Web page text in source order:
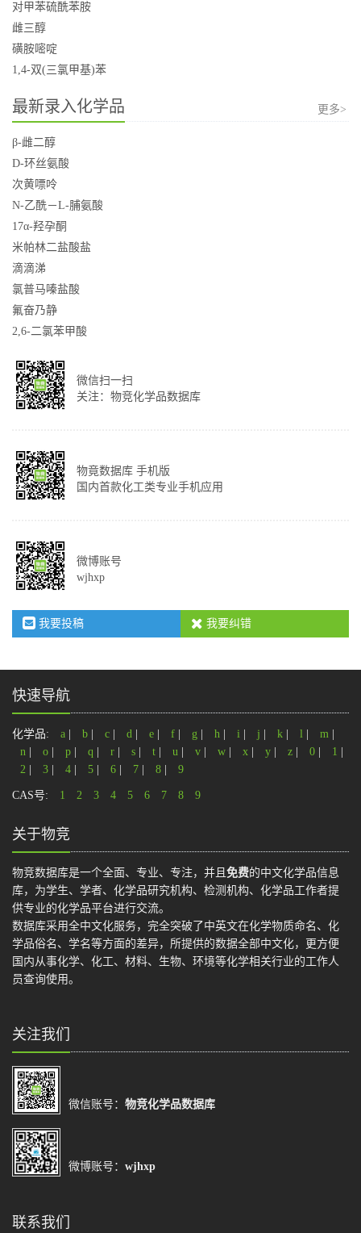
对甲苯硫酰苯胺
雌三醇
磺胺嘧啶
1,4-双(三氯甲基)苯
最新录入化学品 更多>
β-雌二醇
D-环丝氨酸
次黄嘌呤
N-乙酰－L-脯氨酸
17α-羟孕酮
米帕林二盐酸盐
滴滴涕
氯普马嗪盐酸
氟奋乃静
2,6-二氯苯甲酸
微信扫一扫
关注：物竞化学品数据库
物竟数据库 手机版
国内首款化工类专业手机应用
微博账号
wjhxp
我要投稿 我要纠错
快速导航
化学品: a b c d e f g h i j k l m
n
o p q r s t u v w x y z 0 1
2
3 4 5 6 7 8 9
CAS号: 1 2 3 4 5 6 7 8 9
关于物竞
物竞数据库是一个全面、专业、专注，并且 免费的中文化学品信息
库，为学生、学者、化学品研究机构、检测机构、化学品工作者提
供专业的化学品平台进行交流。
数据库采用全中文化服务，完全突破了中英文在化学物质命名、化
学品俗名、学名等方面的差异，所提供的数据全部中文化，更方便
国内从事化学、化工、材料、生物、环境等化学相关行业的工作人
员查询使用。
关注我们
微信账号： 物竞化学品数据库
微博账号： wjhxp
联系我们